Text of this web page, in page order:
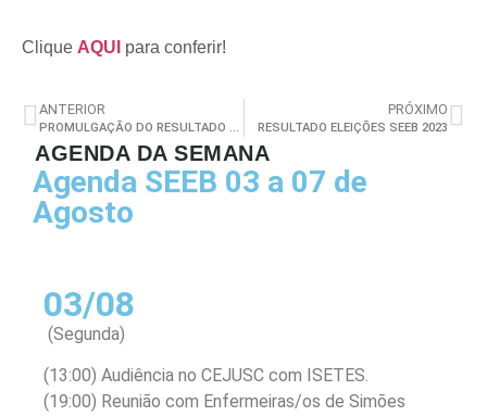
Clique AQUI para conferir!
ANTERIOR
PROMULGAÇÃO DO RESULTADO DO PROCESSO ELEITORAL
PRÓXIMO
RESULTADO ELEIÇÕES SEEB 2023
AGENDA DA SEMANA
Agenda SEEB 03 a 07 de
Agosto
03/08
(Segunda)
(13:00) Audiência no CEJUSC com ISETES.
(19:00) Reunião com Enfermeiras/os de Simões